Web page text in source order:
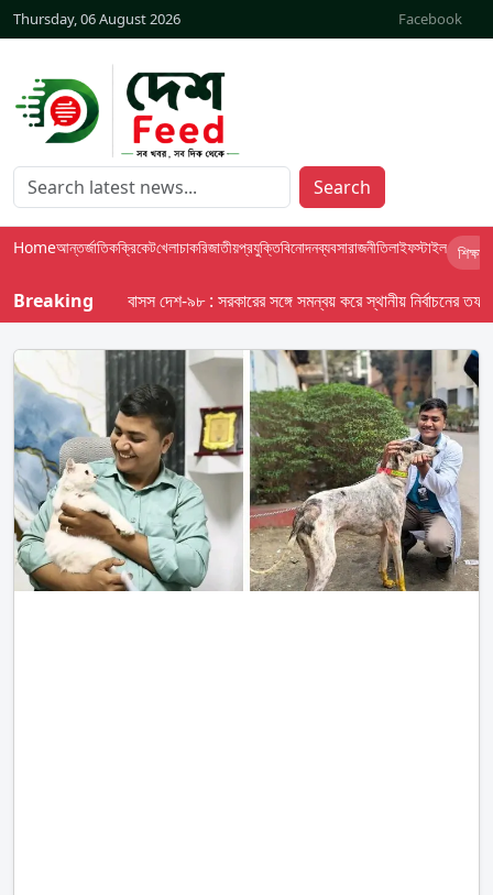
Thursday, 06 August 2026 Facebook
Search
Homeআন্তর্জাতিকক্রিকেটখেলাচাকরিজাতীয়প্রযুক্তিবিনোদনব্যবসারাজনীতিলাইফস্টাইল শিক্ষা
Breaking বাসস দেশ-৯৮ : সরকারের সঙ্গে সমন্বয় করে স্থানীয় নির্বাচনের